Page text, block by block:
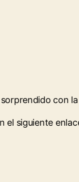
con
el siguiente